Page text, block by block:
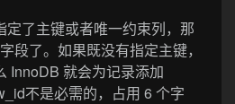
了主键或者唯一约束列，那
段了。如果既没有指定主键，
InnoDB 就会为记录添加
不是必需的，占用 6 个字